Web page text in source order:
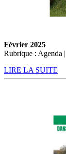
Février 2025
Rubrique : Agenda
LIRE LA SUITE